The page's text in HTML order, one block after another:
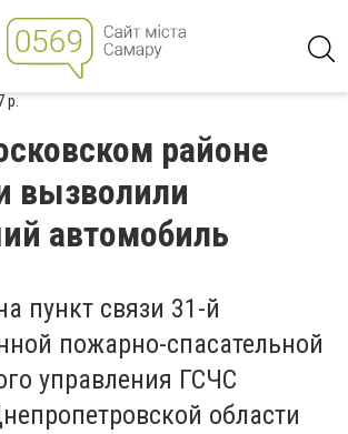
р.
районе
вызволили
автомобиль
пункт связи 31-й
пожарно-спасательной
управления ГСЧС
области